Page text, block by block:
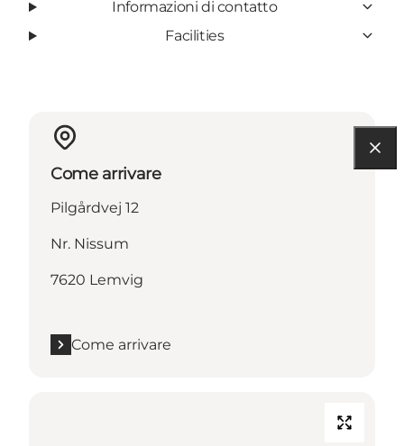
Informazioni di contatto
Facilities
Come arrivare
Pilgårdvej 12
Nr. Nissum
7620 Lemvig
Come arrivare